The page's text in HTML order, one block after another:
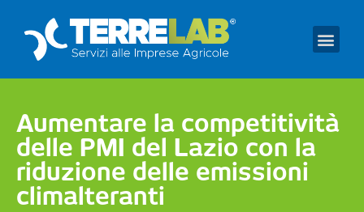
Aumentare la competitività
delle PMI del Lazio con la
riduzione delle emissioni
climalteranti